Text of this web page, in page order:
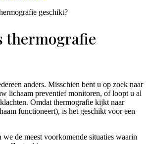
geschikt?
thermografie
anders. Misschien bent u op zoek naar
lichaam preventief monitoren, of loopt u al
Omdat thermografie kijkt naar
functioneert), is het geschikt voor een
de meest voorkomende situaties waarin